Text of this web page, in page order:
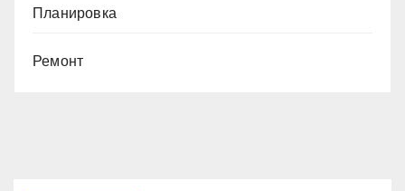
Планировка
Ремонт